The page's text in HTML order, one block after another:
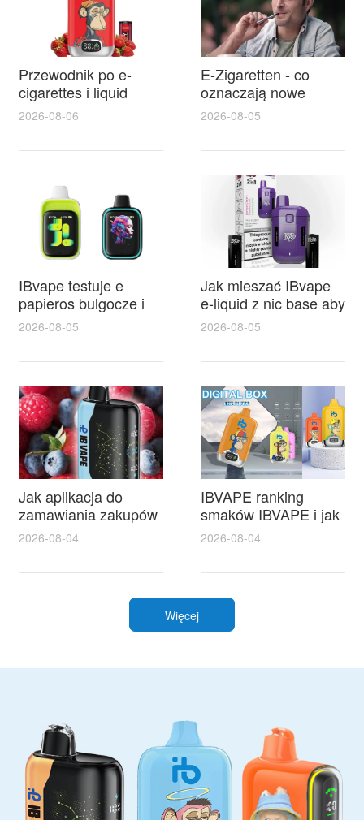
Przewodnik po e-
cigarettes i liquid
kawa dla
wybór smaków, mocy
2026-08-06
E-Zigaretten - co
oznaczają nowe
przepisy tpd lublin i
użytkownicy powinni
2026-08-05
IBvape testuje e
papieros bulgocze i
wyjaśnia, dlaczego
IBvape zdobywa
popularność wśród
2026-08-05
Jak mieszać IBvape
e-liquid z nic base aby
uzyskać najlepszy
smak
2026-08-05
Jak aplikacja do
zamawiania zakupów
w IBVape Shop
ułatwia szybkie
zakupy i realne
2026-08-04
IBVAPE ranking
smaków IBVAPE i jak
wybrać najlepszy
tytoń do sziszy
2026-08-04
Więcej